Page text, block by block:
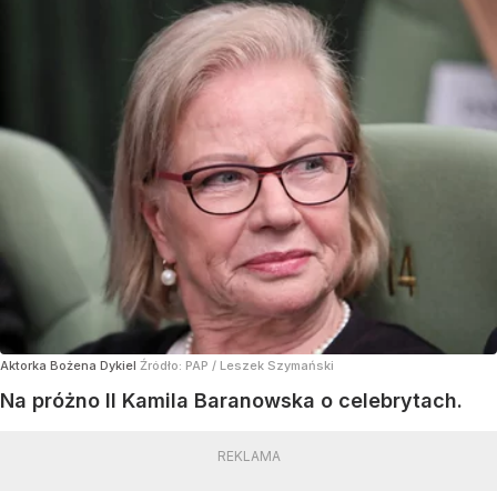
Aktorka Bożena Dykiel Źródło: PAP / Leszek Szymański
Na próżno II Kamila Baranowska o celebrytach.